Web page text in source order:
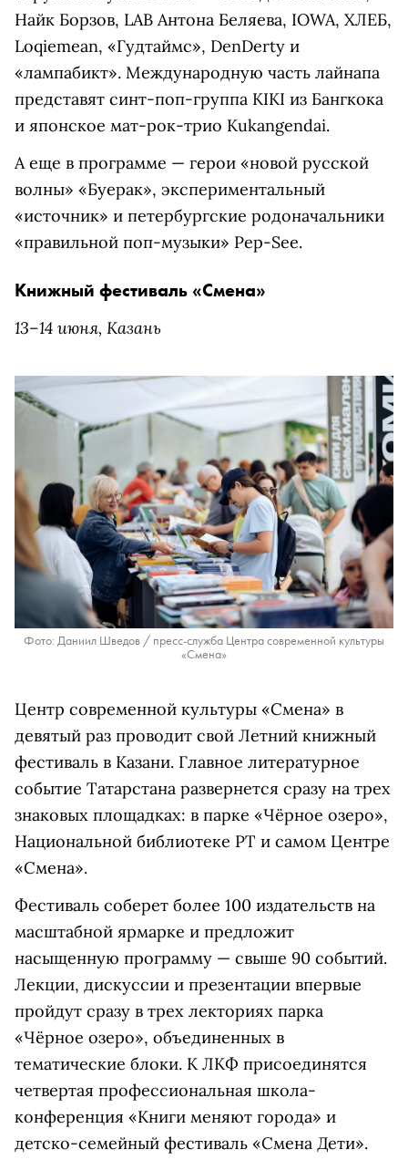
Найк Борзов, LAB Антона Беляева, IOWA, ХЛЕБ,
Loqiemean, «Гудтаймс», DenDerty и
«лампабикт». Международную часть лайнапа
представят синт-поп-группа KIKI из Бангкока
и японское мат-рок-трио Kukangendai.
А еще в программе — герои «новой русской
волны» «Буерак», экспериментальный
«источник» и петербургские родоначальники
«правильной поп-музыки» Pep-See.
Книжный фестиваль «Смена»
13–14 июня, Казань
Фото: Даниил Шведов / пресс-служба Центра современной культуры
«Смена»
Центр современной культуры «Смена» в
девятый раз проводит свой Летний книжный
фестиваль в Казани. Главное литературное
событие Татарстана развернется сразу на трех
знаковых площадках: в парке «Чёрное озеро»,
Национальной библиотеке РТ и самом Центре
«Смена».
Фестиваль соберет более 100 издательств на
масштабной ярмарке и предложит
насыщенную программу — свыше 90 событий.
Лекции, дискуссии и презентации впервые
пройдут сразу в трех лекториях парка
«Чёрное озеро», объединенных в
тематические блоки. К ЛКФ присоединятся
четвертая профессиональная школа-
конференция «Книги меняют города» и
детско-семейный фестиваль «Смена Дети».